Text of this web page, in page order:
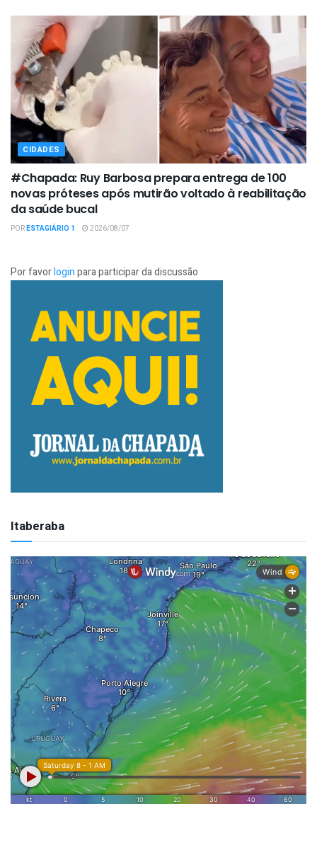
CIDADES
#Chapada: Ruy Barbosa prepara entrega de 100
novas próteses após mutirão voltado à reabilitação
da saúde bucal
PORESTAGIÁRIO 1 2026/08/07
Por favorloginpara participar da discussão
Itaberaba